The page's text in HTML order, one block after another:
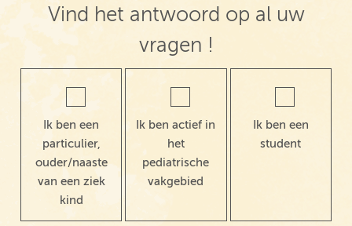
Vind het antwoord op al uw
vragen !
Ik ben een
particulier,
ouder/naaste
van een ziek
kind
Ik ben actief in
het
pediatrische
vakgebied
Ik ben een
student